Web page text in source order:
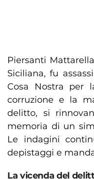
Piersanti
Siciliana, fu
Cosa Nostra per
corruzione e la
delitto, si
memoria di un
Le indagini
depistaggi e
La vicenda del